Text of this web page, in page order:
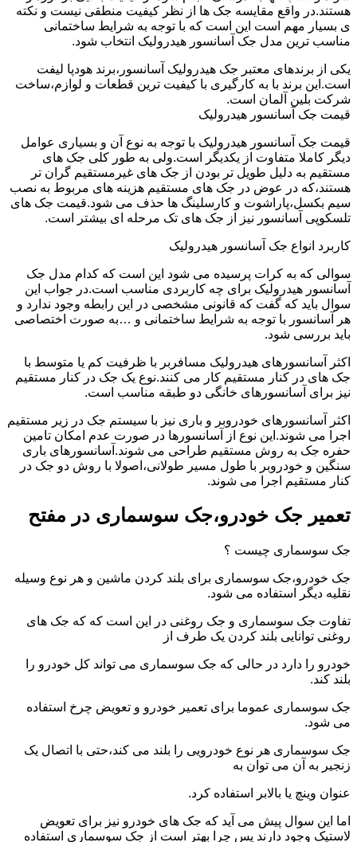
هستند.در واقع مقایسه جک ها از نظر کیفیت منطقی نیست و نکته
ی بسیار مهم است این است که با توجه به شرایط ساختمانی
مناسب ترین مدل جک آسانسور هیدرولیک انتخاب شود.
یکی از برندهای معتبر جک هیدرولیک آسانسور،برند هودپا لیفت
است.این برند با به کارگیری با کیفیت ترین قطعات و لوازم،ساخت
شرکت بلین آلمان است.
قیمت جک آسانسور هیدرولیک
قیمت جک آسانسور هیدرولیک با توجه به نوع آن و بسیاری عوامل
دیگر کاملا متفاوت از یکدیگر است.ولی به طور کلی جک های
مستقیم به دلیل طویل تر بودن از جک های غیرمستقیم گران تر
هستند،که در عوض در جک های مستقیم هزینه های مربوط به نصب
سیم بکسل،پاراشوت و کارسلینگ ها حذف می شود.قیمت جک های
تلسکوپی آسانسور نیز از جک های تک مرحله ای بیشتر است.
کاربرد انواع جک آسانسور هیدرولیک
سوالی که به کرات پرسیده می شود این است که کدام مدل جک
آسانسور هیدرولیک برای چه کاربردی مناسب است.در جواب این
سوال باید که گفت که قانونی مشخصی در این رابطه وجود ندارد و
هر آسانسور با توجه به شرایط ساختمانی و …به صورت اختصاصی
باید بررسی شود.
اکثر آسانسورهای هیدرولیک مسافربر با ظرفیت کم یا متوسط با
جک های در کنار مستقیم کار می کنند.نوع یک جک در کنار مستقیم
نیز برای آسانسورهای خانگی دو طبقه مناسب است.
اکثر آسانسورهای خودروبر و باری نیز با سیستم جک در زیر مستقیم
اجرا می شوند.این نوع از آسانسورها در صورت عدم امکان تامین
حفره جک به روش مستقیم طراحی می شوند.آسانسورهای باری
سنگین و خودروبر با طول مسیر طولانی،اصولا با روش دو جک در
کنار مستقیم اجرا می شوند.
تعمیر جک خودرو،جک سوسماری در مفتح
جک سوسماری چیست ؟
جک خودرو،جک سوسماری برای بلند کردن ماشین و هر نوع وسیله
نقلیه دیگر استفاده می شود.
تفاوت جک سوسماری و جک روغنی در این است که که جک های
روغنی توانایی بلند کردن یک طرف از
خودرو را دارد در حالی که جک سوسماری می تواند کل خودرو را
بلند کند.
جک سوسماری عموما برای تعمیر خودرو و تعویض چرخ استفاده
می شود.
جک سوسماری هر نوع خودرویی را بلند می کند،حتی با اتصال یک
زنجیر به آن می توان به
عنوان وینچ یا بالابر استفاده کرد.
اما این سوال پیش می آید که جک های خودرو نیز برای تعویض
لاستیک وجود دارند پس چرا بهتر است از جک سوسماری استفاده